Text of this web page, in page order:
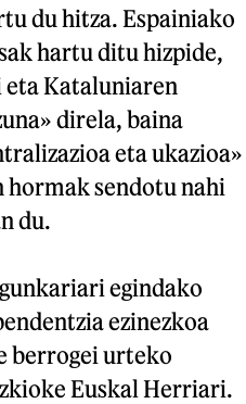
du hitza. Espainiako
hartu ditu hizpide,
eta Kataluniaren
direla, baina
eta ukazioa»
hormak sendotu nahi
du.
egindako
ezinezkoa
berrogei urteko
Euskal Herriari.